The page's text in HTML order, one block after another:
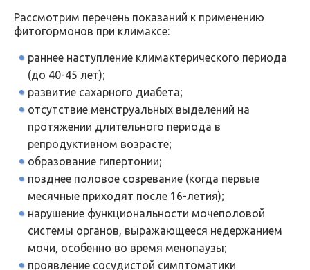
Рассмотрим перечень показаний к применению
фитогормонов при климаксе:
раннее наступление климактерического периода
(до 40-45 лет);
развитие сахарного диабета;
отсутствие менструальных выделений на
протяжении длительного периода в
репродуктивном возрасте;
образование гипертонии;
позднее половое созревание (когда первые
месячные приходят после 16-летия);
нарушение функциональности мочеполовой
системы органов, выражающееся недержанием
мочи, особенно во время менопаузы;
проявление сосудистой симптоматики